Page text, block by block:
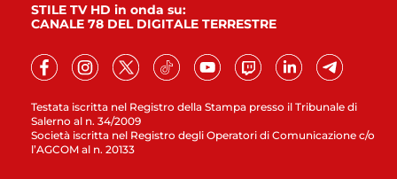
Testata iscritta nel Registro della Stampa presso il Tribunale di
Salerno al n. 34/2009
Società iscritta nel Registro degli Operatori di Comunicazione c/o
l’AGCOM al n. 20133
STILE TV HD in onda su:
CANALE 78 DEL DIGITALE TERRESTRE